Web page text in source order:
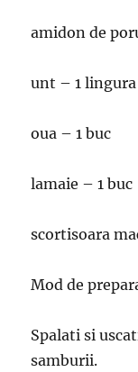
amidon de
unt – 1 lingura
oua – 1 buc
lamaie – 1 buc
scortisoara
Mod de
Spalati si
samburii.